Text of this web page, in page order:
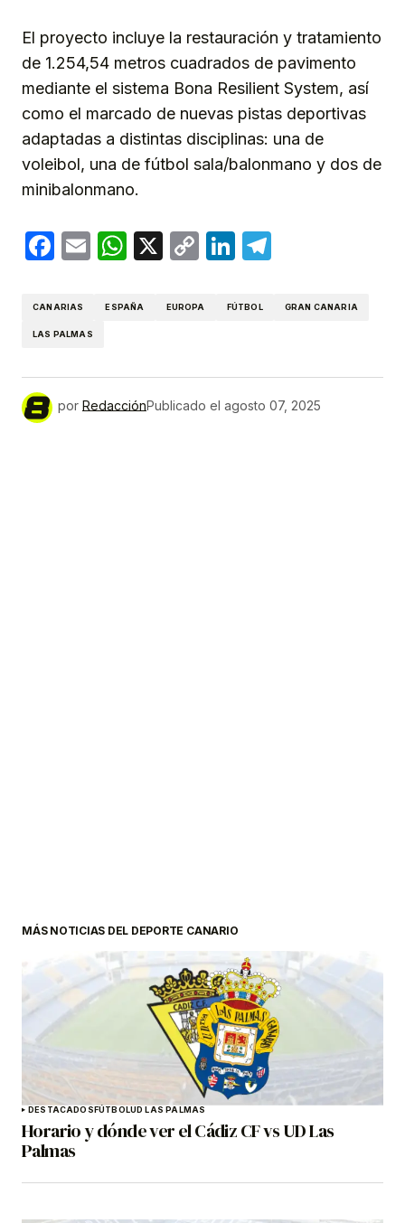
El proyecto incluye la restauración y tratamiento
de 1.254,54 metros cuadrados de pavimento
mediante el sistema Bona Resilient System, así
como el marcado de nuevas pistas deportivas
adaptadas a distintas disciplinas: una de
voleibol, una de fútbol sala/balonmano y dos de
minibalonmano.
Facebook
EmailWhatsApp
X
CopyLinkedIn
CANARIAS ESPAÑA EUROPA FÚTBOL GRAN CANARIA
LAS PALMAS
por RedacciónPublicado el agosto 07, 2025
MÁS NOTICIAS DEL DEPORTE CANARIO
DESTACADOSFÚTBOLUD LAS PALMAS
Horario y dónde ver el Cádiz CF vs UD Las
Palmas